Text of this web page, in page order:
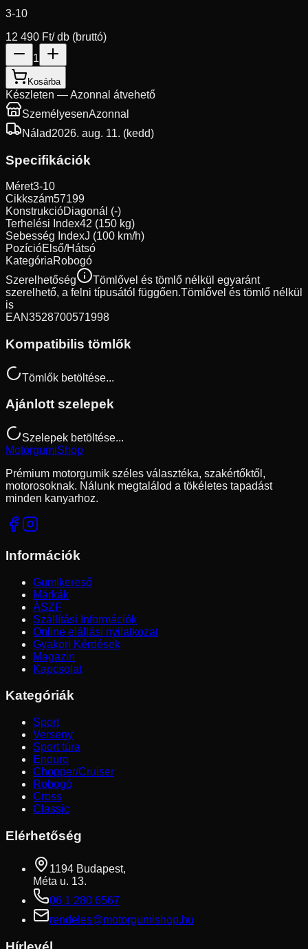
3-10
12 490 Ft/ db (bruttó)
1
Kosárba
Készleten — Azonnal átvehető
SzemélyesenAzonnal
Nálad2026. aug. 11. (kedd)
Specifikációk
Méret3-10
Cikkszám57199
KonstrukcióDiagonál (-)
Terhelési Index42 (150 kg)
Sebesség IndexJ (100 km/h)
PozícióElső/Hátsó
KategóriaRobogó
Szerelhetőség
Tömlővel és tömlő nélkül egyaránt
szerelhető, a felni típusától függően.Tömlővel és tömlő nélkül
is
EAN3528700571998
Kompatibilis tömlők
Tömlők betöltése...
Ajánlott szelepek
Szelepek betöltése...
MotorgumiShop
Prémium motorgumik széles választéka, szakértőktől,
motorosoknak. Nálunk megtalálod a tökéletes tapadást
minden kanyarhoz.
Információk
Gumikereső
Márkák
ÁSZF
Szállítási Információk
Online elállási nyilatkozat
Gyakori Kérdések
Magazin
Kapcsolat
Kategóriák
Sport
Verseny
Sport túra
Enduro
Chopper/Cruiser
Robogó
Cross
Classic
Elérhetőség
1194 Budapest,
Méta u. 13.
06 1 280 6567
rendeles@motorgumishop.hu